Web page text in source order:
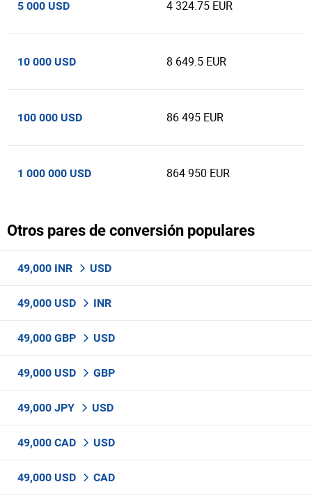
5 000 USD 4 324.75 EUR
10 000 USD 8 649.5 EUR
100 000 USD 86 495 EUR
1 000 000 USD 864 950 EUR
Otros pares de conversión populares
49,000 INR USD
49,000 USD INR
49,000 GBP USD
49,000 USD GBP
49,000 JPY USD
49,000 CAD USD
49,000 USD CAD